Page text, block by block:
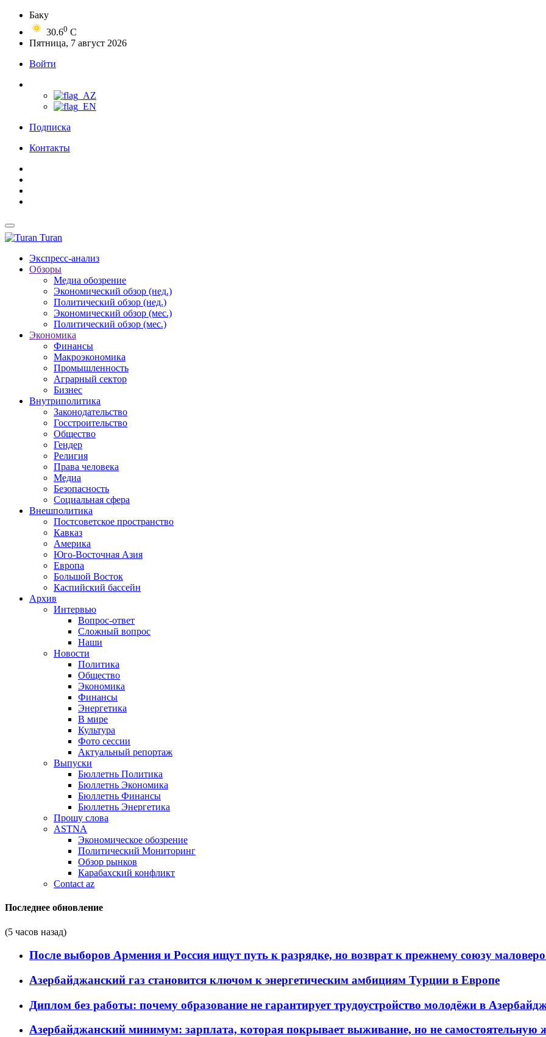
Баку
30.60 C
Пятница, 7 август 2026
Войти
Подписка
Контакты
Turan
Экспресс-анализ
Обзоры
Медиа обозрение
Экономический обзор (нед.)
Политический обзор (нед.)
Экономический обзор (мес.)
Политический обзор (мес.)
Экономика
Финансы
Макроэкономика
Промышленность
Аграрный сектор
Бизнес
Внутриполитика
Законодательство
Госстроительство
Общество
Гендер
Религия
Права человека
Медиа
Безопасность
Социальная сфера
Внешполитика
Постсоветское пространство
Кавказ
Америка
Юго-Восточная Азия
Европа
Большой Восток
Каспийский бассейн
Архив
Интервью
Вопрос-ответ
Сложный вопрос
Наши
Новости
Политика
Общество
Экономика
Финансы
Энергетика
В мире
Культура
Фото сессии
Актуальный репортаж
Выпуски
Бюллетнь Политика
Бюллетнь Экономика
Бюллетнь Финансы
Бюллетнь Энергетика
Прошу слова
ASTNA
Экономическое обозрение
Политический Мониторинг
Обзор рынков
Карабахский конфликт
Contact az
Последнее обновление
(5 часов назад)
После выборов Армения и Россия ищут путь к разрядке, но возврат к прежнему союзу
Азербайджанский газ становится ключом к энергетическим амбициям Турции в Европе
Диплом без работы: почему образование не гарантирует трудоустройство молодёжи в
Азербайджанский минимум: зарплата, которая покрывает выживание, но не самостоятельную